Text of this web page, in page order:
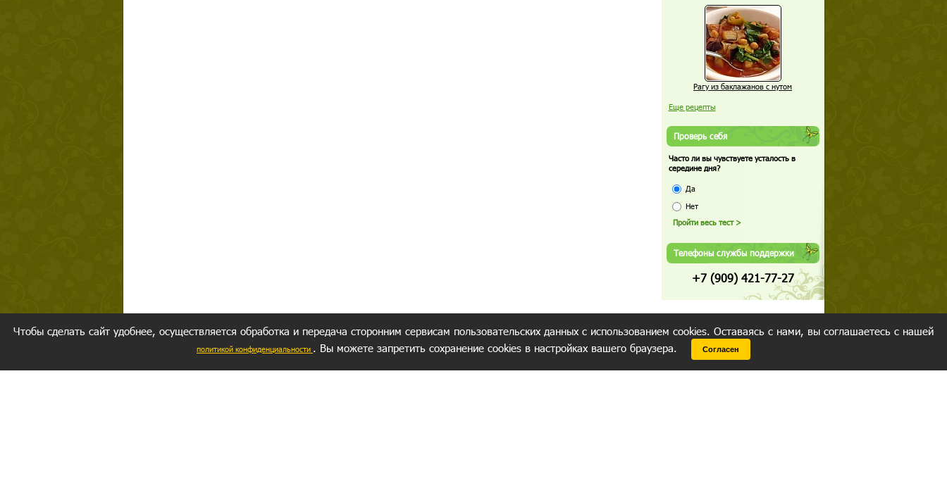
Рагу из баклажанов с нутом
Еще рецепты
Проверь себя
Часто ли вы чувствуете усталость в
середине дня?
Да
Нет
Телефоны службы поддержки
+7 (909) 421-77-27
Чтобы сделать сайт удобнее, осуществляется обработка и передача сторонним сервисам пользовательских данных с использованием cookies. Оставаясь с нами, вы соглашаетесь с нашей
политикой конфиденциальности . Вы можете запретить сохранение cookies в настройках вашего браузера. Согласен